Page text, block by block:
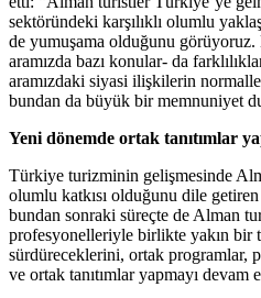
sektöründeki karşılıklı olumlu
de yumuşama olduğunu
aramızda bazı konular- da
aramızdaki siyasi ilişkilerin
bundan da büyük bir memnuniyet
Yeni dönemde ortak tanıtımlar
Türkiye turizminin gelişmesinde
olumlu katkısı olduğunu dile
bundan sonraki süreçte de Alman
profesyonelleriyle birlikte yakın bir
sürdüreceklerini, ortak programlar,
ve ortak tanıtımlar yapmayı